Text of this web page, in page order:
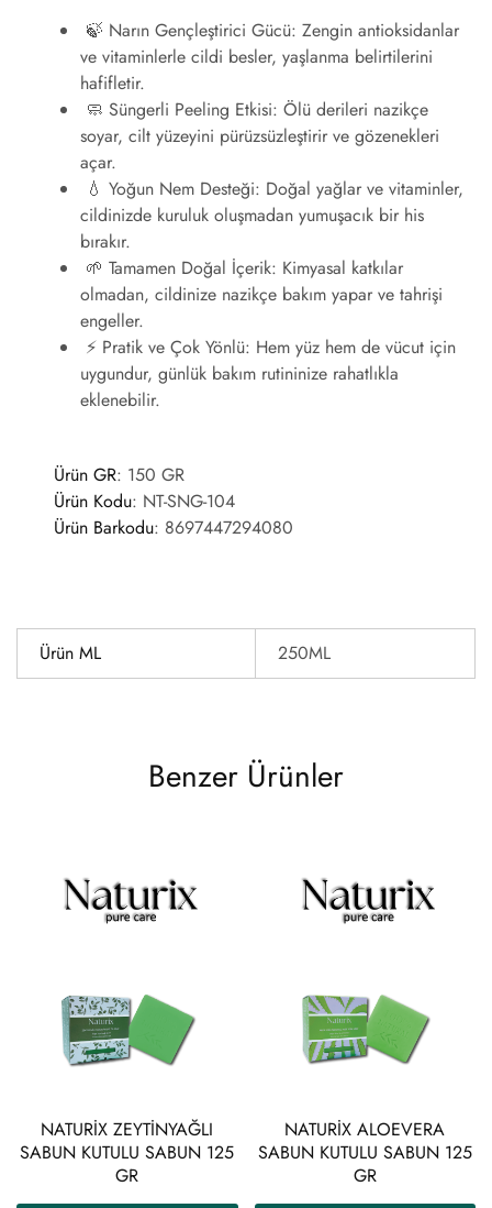
🍃 Narın Gençleştirici Gücü: Zengin antioksidanlar
ve vitaminlerle cildi besler, yaşlanma belirtilerini
hafifletir.
🧼 Süngerli Peeling Etkisi: Ölü derileri nazikçe
soyar, cilt yüzeyini pürüzsüzleştirir ve gözenekleri
açar.
💧 Yoğun Nem Desteği: Doğal yağlar ve vitaminler,
cildinizde kuruluk oluşmadan yumuşacık bir his
bırakır.
🌱 Tamamen Doğal İçerik: Kimyasal katkılar
olmadan, cildinize nazikçe bakım yapar ve tahrişi
engeller.
⚡ Pratik ve Çok Yönlü: Hem yüz hem de vücut için
uygundur, günlük bakım rutininize rahatlıkla
eklenebilir.
Ürün GR: 150 GR
Ürün Kodu: NT-SNG-104
Ürün Barkodu: 8697447294080
Ürün ML 250ML
Benzer Ürünler
NATURİX ZEYTİNYAĞLI
SABUN KUTULU SABUN 125
GR
NATURİX ALOEVERA
SABUN KUTULU SABUN 125
GR